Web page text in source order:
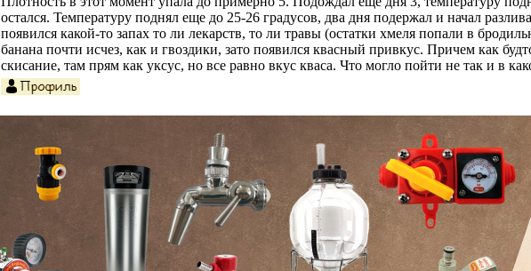
остался. Температуру поднял еще до 25-26 градусов, два дня подержал и начал
появился какой-то запах то ли лекарств, то ли травы (остатки хмеля попали в
банана почти исчез, как и гвоздики, зато появился квасный привкус. Причем как
скисание, там прям как уксус, но все равно вкус кваса. Что могло пойти не так и в